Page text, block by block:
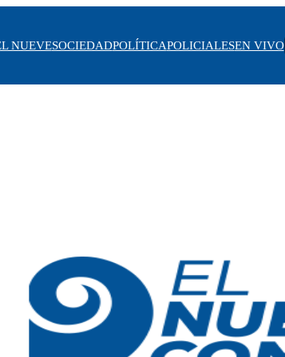
NUEVESOCIEDADPOLÍTICAPOLICIALESEN VIVO